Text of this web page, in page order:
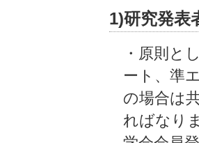
1)研究発表
・原則と
ート、準
の場合は
ればなり